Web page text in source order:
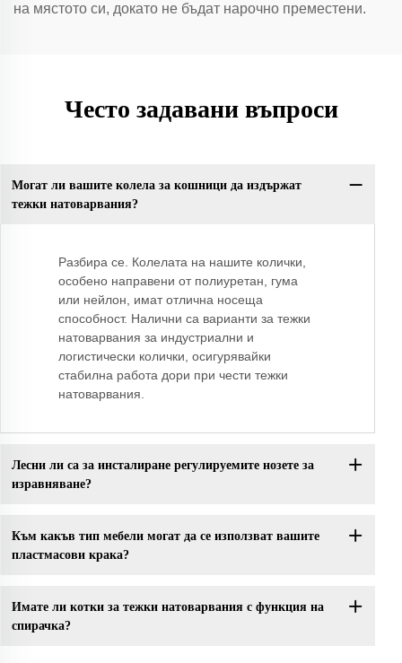
на мястото си, докато не бъдат нарочно преместени.
Често задавани въпроси
Могат ли вашите колела за кошници да издържат
тежки натоварвания?
Разбира се. Колелата на нашите колички,
особено направени от полиуретан, гума
или нейлон, имат отлична носеща
способност. Налични са варианти за тежки
натоварвания за индустриални и
логистически колички, осигурявайки
стабилна работа дори при чести тежки
натоварвания.
Лесни ли са за инсталиране регулируемите нозете за
изравняване?
Към какъв тип мебели могат да се използват вашите
пластмасови крака?
Имате ли котки за тежки натоварвания с функция на
спирачка?